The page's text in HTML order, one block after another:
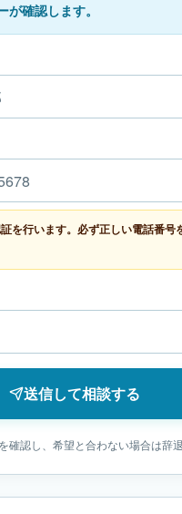
が確認します。
を行います。必ず正しい電話番号
送信して相談する
確認し、希望と合わない場合は辞退